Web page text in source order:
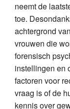
neemt de
toe.
achtergrond
vrouwen die
forensisch
instellingen en
factoren voor
vraag is of de
kennis over